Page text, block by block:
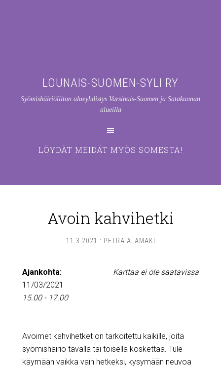
LOUNAIS-SUOMEN-SYLI RY
Syömishäiriöliiton alueyhdistys Varsinais-Suomen ja Satakunnan
alueilla
LÖYDÄT MEIDÄT MYÖS SOMESTA!
Avoin kahvihetki
11.3.2021 : PETRA ALAMÄKI
Karttaa ei ole saatavissa
Ajankohta:
11/03/2021
15.00 - 17.00
Avoimet kahvihetket on tarkoitettu kaikille, joita
syömishäiriö tavalla tai toisella koskettaa. Tule
käymään vaikka vain hetkeksi, kysymään neuvoa